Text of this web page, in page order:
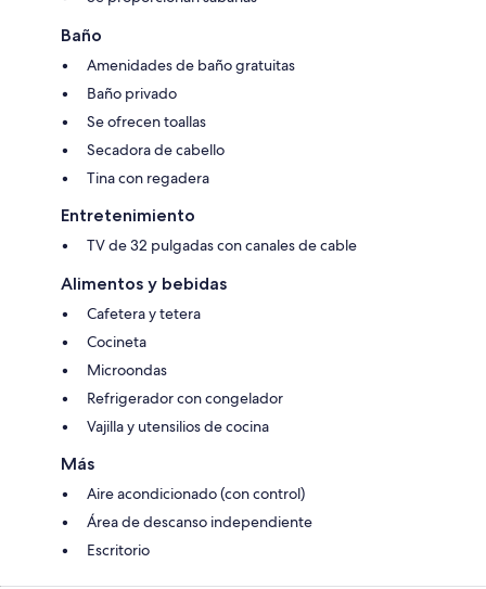
Baño
Amenidades de baño gratuitas
Baño privado
Se ofrecen toallas
Secadora de cabello
Tina con regadera
Entretenimiento
TV de 32 pulgadas con canales de cable
Alimentos y bebidas
Cafetera y tetera
Cocineta
Microondas
Refrigerador con congelador
Vajilla y utensilios de cocina
Más
Aire acondicionado (con control)
Área de descanso independiente
Escritorio